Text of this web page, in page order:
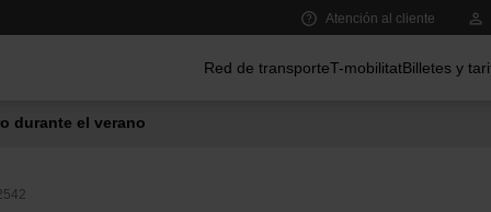
Atención al cliente
Red de transporteT-mobilitatBilletes y
durante el verano